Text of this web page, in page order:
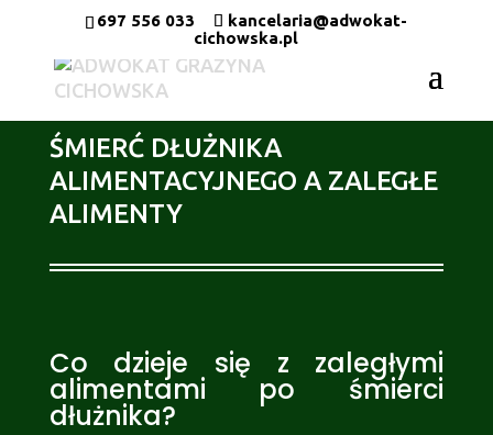
697 556 033
kancelaria@adwokat-
cichowska.pl
ŚMIERĆ DŁUŻNIKA
ALIMENTACYJNEGO A ZALEGŁE
ALIMENTY
Co dzieje się z zaległymi
alimentami po śmierci
dłużnika?